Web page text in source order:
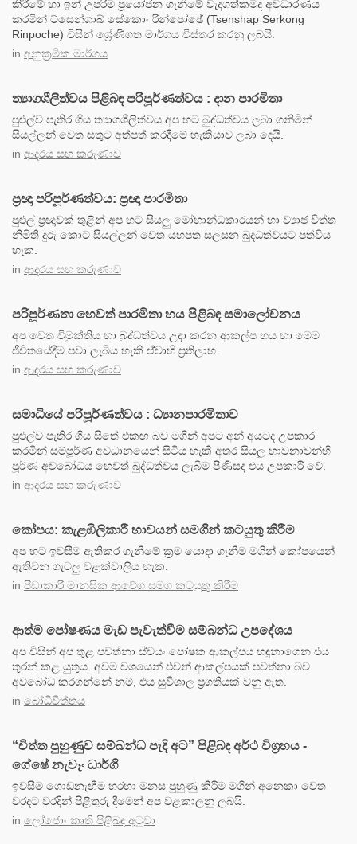
කිරීමේ හා ඉන් උපරිම ප්‍රයෝජන ගැනීමේ වැදගත්කමද අවධාරණය
කරමින් ට්සෙන්ශාබ් සේකොං රින්පෝඡේ (Tsenshap Serkong
Rinpoche) විසින් ශ්‍රේණිගත මාර්ගය විස්තර කරනු ලබයි.
in අනුක්‍රමික මාර්ගය
ත්‍යාගශීලිත්වය පිළිබඳ පරිපූර්ණත්වය : දාන පාරමිතා
පුළුල්ව පැතිර ගිය ත්‍යාගශීලිත්වය අප හට බුද්ධත්වය ලබා ගනිමින්
සියල්ලන් වෙත සතුට අත්පත් කරදීමේ හැකියාව ලබා දෙයි.
in ආදරය සහ කරුණාව
ප්‍රඥා පරිපූර්ණත්වය: ප්‍රඥා පාරමිතා
පුළුල් ප්‍රඥාවක් තුළින් අප හට සියලු මෝහාන්ධකාරයන් හා ව්‍යාජ චිත්ත
නිමිති දුරු කොට සියල්ලන් වෙත යහපත සලසන බුදධත්වයට පත්විය
හැක.
in ආදරය සහ කරුණාව
පරිපූර්ණතා හෙවත් පාරමිතා හය පිළිබඳ සමාලෝචනය
අප වෙත විමුක්තිය හා බුද්ධත්වය උදා කරන ආකල්ප හය හා මෙම
ජීවිතයේදීම පවා ලැබිය හැකි ඒ්වාහි ප්‍රතිලාභ.
in ආදරය සහ කරුණාව
සමාධියේ පරිපූර්ණත්වය : ධ්‍යානපාරමිතාව
පුළුල්ව පැතිර ගිය සිතේ එකඟ බව මගින් අපට අන් අයටද උපකාර
කරමින් සම්පූර්ණ අවධානයෙන් සිටිය හැකි අතර සියලු භාවනාවන්හි
පූර්ණ අවබෝධය හෙවත් බුද්ධත්වය ලැබීම පිණිසද එය උපකාරී වේ.
in ආදරය සහ කරුණාව
කෝපය: කැළඹිලිකාරී භාවයන් සමගින් කටයුතු කිරීම
අප හට ඉවසීම ඇතිකර ගැනීමේ ක්‍රම යොදා ගැනීම මගින් කෝපයෙන්
ඇතිවන ගැටලු වළක්වාලිය හැක.
in පීඩාකාරී මානසික ආවේග සමග කටයුතු කිරීම
ආත්ම පෝෂණය මැඩ පැවැත්වීම සම්බන්ධ උපදේශය
අප විසින් අප තුළ පවත්නා ස්වයං පෝෂක ආකල්පය හඳුනාගෙන එය
තුරන් කළ යුතුය. අවම වශයෙන් එවන් ආකල්පයක් පවත්නා බව
අවබෝධ කරගන්නේ නම්, එය සුවිශාල ප්‍රගතියක් වනු ඇත.
in බෝධිචිත්තය
“චිත්ත පුහුණුව සම්බන්ධ පැදි අට” පිළිබඳ අර්ථ විග්‍රහය -
ගේෂේ නැවෑං ධාර්ගී
ඉවසීම ගොඩනැඟීම හරහා මනස පුහුණු කිරීම මගින් අනෙකා වෙත
වරදට වරදින් පිළිතුරු දීමෙන් අප වළකාලනු ලබයි.
in ලෝජොං කෘති පිළිබඳ අටුවා